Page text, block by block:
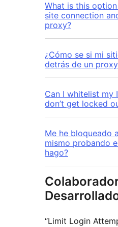
What is this
site connection
proxy?
¿Cómo se si mi
detrás de un
Can I whitelist my
don’t get locked
Me he bloqueado
mismo probando
hago?
“Limit Login